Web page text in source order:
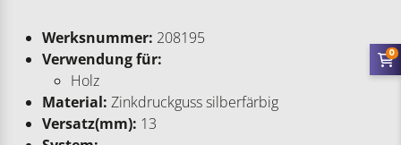
Werksnummer: 208195
Verwendung für:
Holz
Material: Zinkdruckguss silberfärbig
Versatz(mm): 13
0